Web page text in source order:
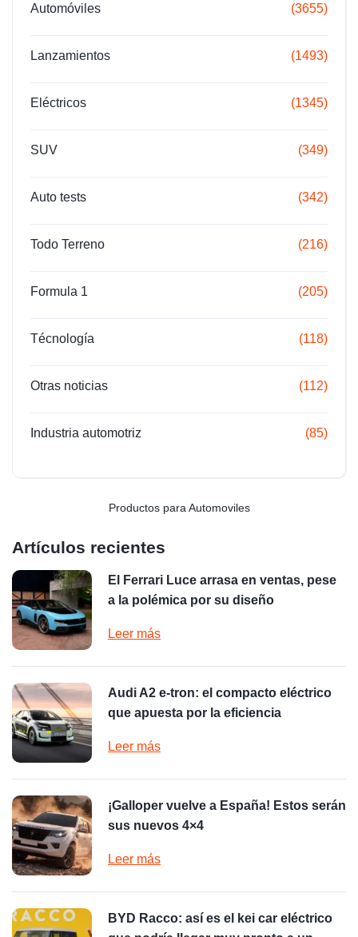
Automóviles (3655)
Lanzamientos (1493)
Eléctricos (1345)
SUV (349)
Auto tests (342)
Todo Terreno (216)
Formula 1 (205)
Técnología (118)
Otras noticias (112)
Industria automotriz (85)
Productos para Automoviles
Artículos recientes
El Ferrari Luce arrasa en ventas, pese
a la polémica por su diseño
Leer más
Audi A2 e-tron: el compacto eléctrico
que apuesta por la eficiencia
Leer más
¡Galloper vuelve a España! Estos serán
sus nuevos 4×4
Leer más
BYD Racco: así es el kei car eléctrico